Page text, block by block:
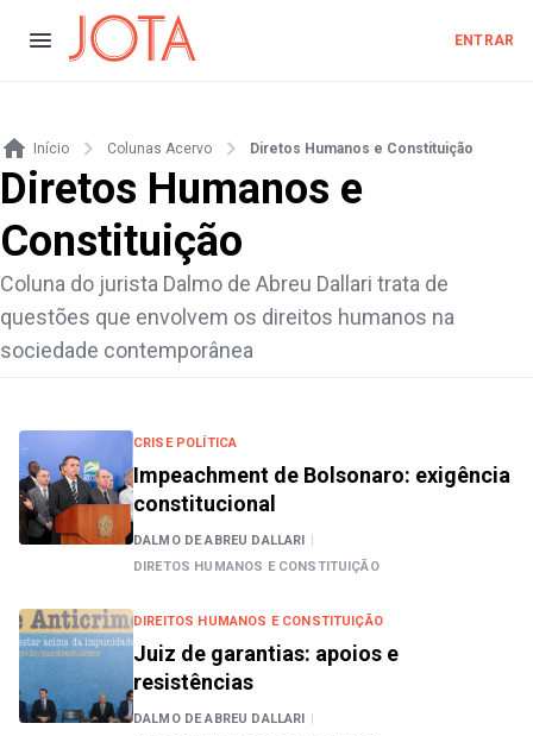
ENTRAR
Início Colunas Acervo Diretos Humanos e Constituição
Diretos Humanos e
Constituição
Coluna do jurista Dalmo de Abreu Dallari trata de
questões que envolvem os direitos humanos na
sociedade contemporânea
CRISE POLÍTICA
Impeachment de Bolsonaro: exigência
constitucional
DALMO DE ABREU DALLARI |
DIRETOS HUMANOS E CONSTITUIÇÃO
DIREITOS HUMANOS E CONSTITUIÇÃO
Juiz de garantias: apoios e
resistências
DALMO DE ABREU DALLARI |